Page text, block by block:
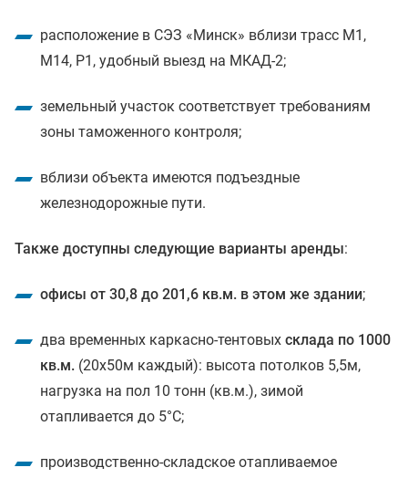
расположение в СЭЗ «Минск» вблизи трасс М1,
М14, Р1, удобный выезд на МКАД-2;
земельный участок соответствует требованиям
зоны таможенного контроля;
вблизи объекта имеются подъездные
железнодорожные пути.
Также доступны следующие варианты аренды:
офисы от 30,8 до 201,6 кв.м. в этом же здании;
два временных каркасно-тентовых склада по 1000
кв.м. (20х50м каждый): высота потолков 5,5м,
нагрузка на пол 10 тонн (кв.м.), зимой
отапливается до 5°C;
производственно-складское отапливаемое